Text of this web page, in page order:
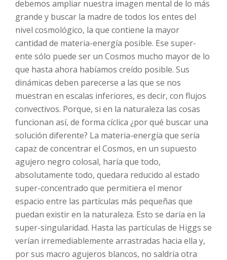
debemos ampliar nuestra imagen mental de lo más
grande y buscar la madre de todos los entes del
nivel cosmológico, la que contiene la mayor
cantidad de materia-energía posible. Ese super-
ente sólo puede ser un Cosmos mucho mayor de lo
que hasta ahora habíamos creído posible. Sus
dinámicas deben parecerse a las que se nos
muestran en escalas inferiores, es decir, con flujos
convectivos. Porque, si en la naturaleza las cosas
funcionan así, de forma cíclica ¿por qué buscar una
solución diferente? La materia-energía que sería
capaz de concentrar el Cosmos, en un supuesto
agujero negro colosal, haría que todo,
absolutamente todo, quedara reducido al estado
super-concentrado que permitiera el menor
espacio entre las partículas más pequeñas que
puedan existir en la naturaleza. Esto se daría en la
super-singularidad. Hasta las partículas de Higgs se
verían irremediablemente arrastradas hacia ella y,
por sus macro agujeros blancos, no saldría otra